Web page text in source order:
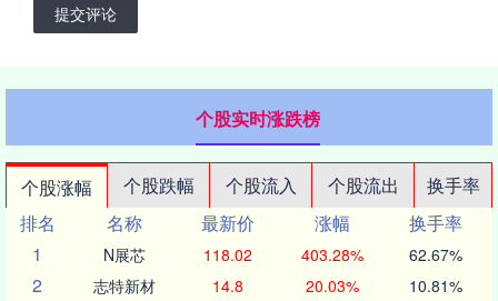
提交评论
个股实时涨跌榜
个股涨幅 个股跌幅 个股流入 个股流出
换手率
排名
名称 最新价 涨幅
换手率
1
N展芯 118.02 403.28% 62.67%
2 志特新材 14.8 20.03% 10.81%